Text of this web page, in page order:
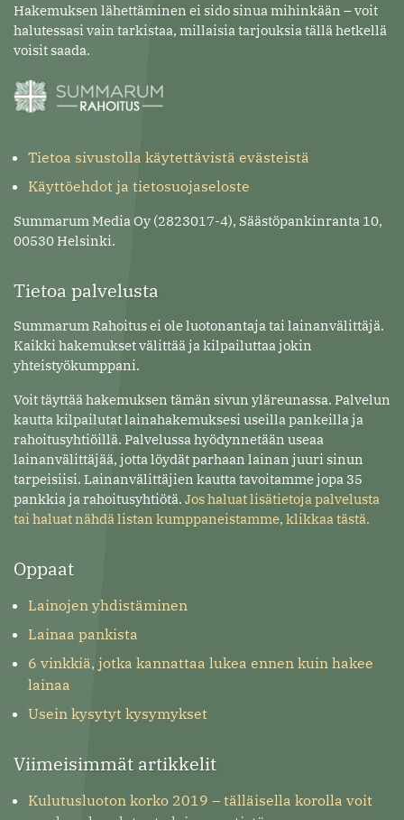
Hakemuksen lähettäminen ei sido sinua mihinkään – voit
halutessasi vain tarkistaa, millaisia tarjouksia tällä hetkellä
voisit saada.
Tietoa sivustolla käytettävistä evästeistä
Käyttöehdot ja tietosuojaseloste
Summarum Media Oy (2823017-4), Säästöpankinranta 10,
00530 Helsinki.
Tietoa palvelusta
Summarum Rahoitus ei ole luotonantaja tai lainanvälittäjä.
Kaikki hakemukset välittää ja kilpailuttaa jokin
yhteistyökumppani.
Voit täyttää hakemuksen tämän sivun yläreunassa. Palvelun
kautta kilpailutat lainahakemuksesi useilla pankeilla ja
rahoitusyhtiöillä. Palvelussa hyödynnetään useaa
lainanvälittäjää, jotta löydät parhaan lainan juuri sinun
tarpeisiisi. Lainanvälittäjien kautta tavoitamme jopa 35
pankkia ja rahoitusyhtiötä. Jos haluat lisätietoja palvelusta
tai haluat nähdä listan kumppaneistamme, klikkaa tästä.
Oppaat
Lainojen yhdistäminen
Lainaa pankista
6 vinkkiä, jotka kannattaa lukea ennen kuin hakee
lainaa
Usein kysytyt kysymykset
Viimeisimmät artikkelit
Kulutusluoton korko 2019 – tälläisella korolla voit